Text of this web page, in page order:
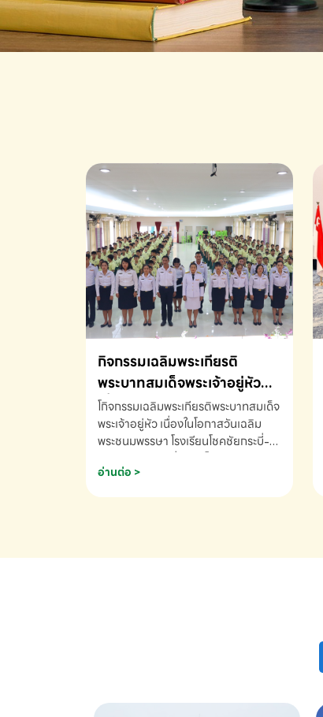
กิจกรรมเฉลิมพระเกียรติ
พระบาทสมเด็จพระเจ้าอยู่หัว
เนื่องในโอกาสวันเฉลิม
พระชนมพรรษา
โกิจกรรมเฉลิมพระเกียรติพระบาทสมเด็จ
พระเจ้าอยู่หัว เนื่องในโอกาสวันเฉลิม
พระชนมพรรษา โรงเรียนโชคชัยกระบี่-
691910
อ่านต่อ >